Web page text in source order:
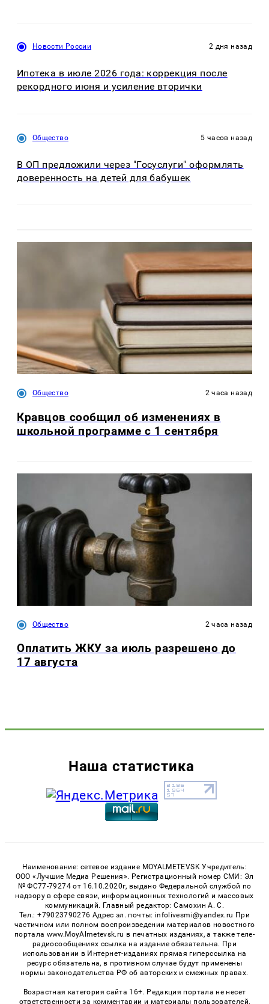
Новости России 2 дня назад
Ипотека в июле 2026 года: коррекция после
рекордного июня и усиление вторички
Общество 5 часов назад
В ОП предложили через "Госуслуги" оформлять
доверенность на детей для бабушек
Общество 2 часа назад
Кравцов сообщил об изменениях в
школьной программе с 1 сентября
Общество 2 часа назад
Оплатить ЖКУ за июль разрешено до
17 августа
Наша статистика
Наименование: сетевое издание MOYALMETEVSK Учредитель:
ООО «Лучшие Медиа Решения». Регистрационный номер СМИ: Эл
№ ФС77-79274 от 16.10.2020г, выдано Федеральной службой по
надзору в сфере связи, информационных технологий и массовых
коммуникаций. Главный редактор: Самохин А. С.
Тел.: +79023790276 Адрес эл. почты: infolivesmi@yandex.ru При
частичном или полном воспроизведении материалов новостного
портала www.MoyAlmetevsk.ru в печатных изданиях, а также теле-
радиосообщениях ссылка на издание обязательна. При
использовании в Интернет-изданиях прямая гиперссылка на
ресурс обязательна, в противном случае будут применены
нормы законодательства РФ об авторских и смежных правах.
Возрастная категория сайта 16+. Редакция портала не несет
ответственности за комментарии и материалы пользователей,